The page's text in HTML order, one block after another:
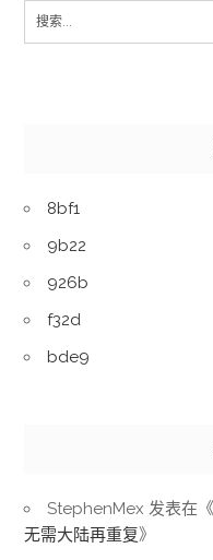
Search
8bf1
9b22
926b
f32d
bde9
StephenMex 发表在《
无需大陆再重复》